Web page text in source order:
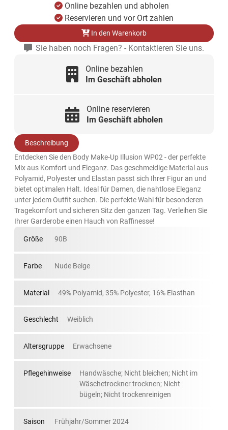
Online bezahlen und abholen
Reservieren und vor Ort zahlen
In den Warenkorb
Sie haben noch Fragen? - Kontaktieren Sie uns.
Online bezahlen
Im Geschäft abholen
Online reservieren
Im Geschäft abholen
Beschreibung
Entdecken Sie den Body Make-Up Illusion WP02 - der perfekte
Mix aus Komfort und Eleganz. Das geschmeidige Material aus
Polyamid, Polyester und Elastan passt sich Ihrer Figur an und
bietet optimalen Halt. Ideal für Damen, die nahtlose Eleganz
unter jedem Outfit suchen. Die perfekte Wahl für besonderen
Tragekomfort und sicheren Sitz den ganzen Tag. Verleihen Sie
Ihrer Garderobe einen Hauch von Raffinesse!
Größe 90B
Farbe Nude Beige
Material 49% Polyamid, 35% Polyester, 16% Elasthan
Geschlecht Weiblich
Altersgruppe Erwachsene
Pflegehinweise
Handwäsche; Nicht bleichen; Nicht im
Wäschetrockner trocknen; Nicht
bügeln; Nicht trockenreinigen
Saison Frühjahr/Sommer 2024